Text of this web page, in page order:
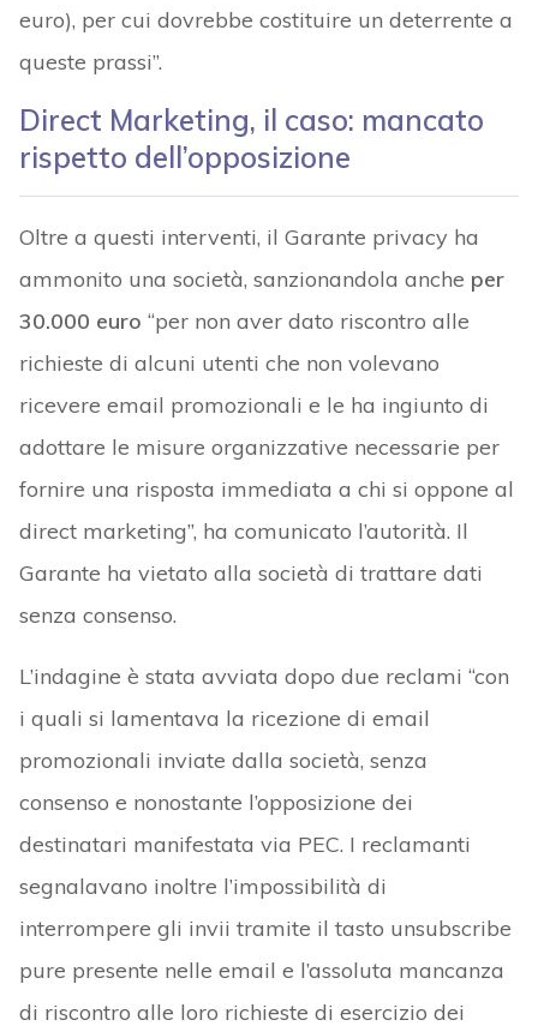
euro), per cui dovrebbe costituire un deterrente a
queste prassi”.
Direct Marketing, il caso: mancato
rispetto dell’opposizione
Oltre a questi interventi, il Garante privacy ha
ammonito una società, sanzionandola anche per
30.000 euro “per non aver dato riscontro alle
richieste di alcuni utenti che non volevano
ricevere email promozionali e le ha ingiunto di
adottare le misure organizzative necessarie per
fornire una risposta immediata a chi si oppone al
direct marketing”, ha comunicato l’autorità. Il
Garante ha vietato alla società di trattare dati
senza consenso.
L’indagine è stata avviata dopo due reclami “con
i quali si lamentava la ricezione di email
promozionali inviate dalla società, senza
consenso e nonostante l’opposizione dei
destinatari manifestata via PEC. I reclamanti
segnalavano inoltre l’impossibilità di
interrompere gli invii tramite il tasto unsubscribe
pure presente nelle email e l’assoluta mancanza
di riscontro alle loro richieste di esercizio dei